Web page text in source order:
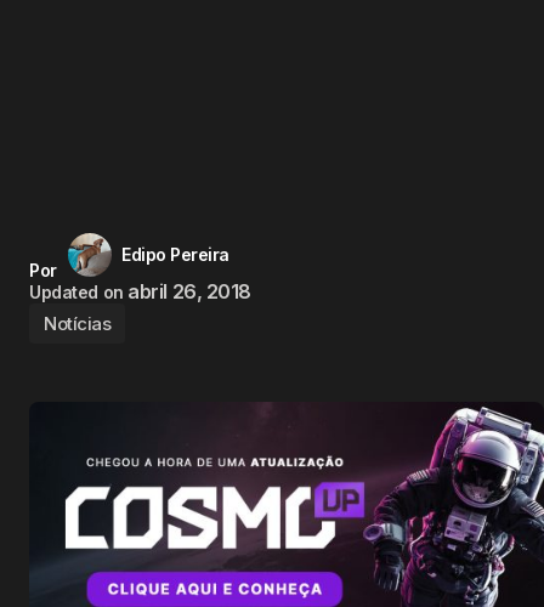
Por
Edipo Pereira
Updated on abril 26, 2018
Notícias